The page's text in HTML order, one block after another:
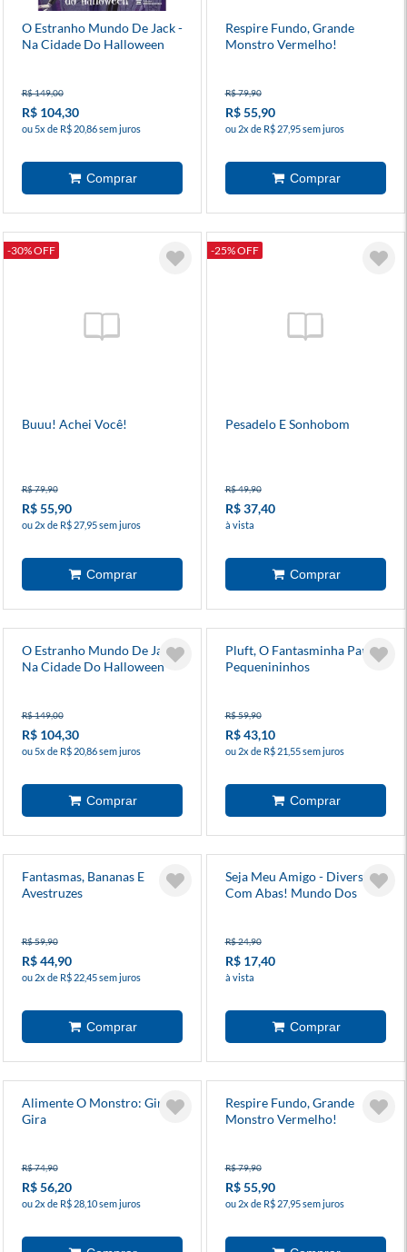
O Estranho Mundo De Jack -
Na Cidade Do Halloween
R$ 149,00
R$ 104,30
ou 5x de R$ 20,86 sem juros
Respire Fundo, Grande
Monstro Vermelho!
R$ 79,90
R$ 55,90
ou 2x de R$ 27,95 sem juros
-30% OFF
Buuu! Achei Você!
R$ 79,90
R$ 55,90
ou 2x de R$ 27,95 sem juros
-25% OFF
Pesadelo E Sonhobom
R$ 49,90
R$ 37,40
à vista
O Estranho Mundo De Jack -
Na Cidade Do Halloween
R$ 149,00
R$ 104,30
ou 5x de R$ 20,86 sem juros
Pluft, O Fantasminha Para
Pequenininhos
R$ 59,90
R$ 43,10
ou 2x de R$ 21,55 sem juros
Fantasmas, Bananas E
Avestruzes
R$ 59,90
R$ 44,90
ou 2x de R$ 22,45 sem juros
Seja Meu Amigo - Diversão
Com Abas! Mundo Dos
R$ 24,90
R$ 17,40
à vista
Alimente O Monstro: Gira,
Gira
R$ 74,90
R$ 56,20
ou 2x de R$ 28,10 sem juros
Respire Fundo, Grande
Monstro Vermelho!
R$ 79,90
R$ 55,90
ou 2x de R$ 27,95 sem juros